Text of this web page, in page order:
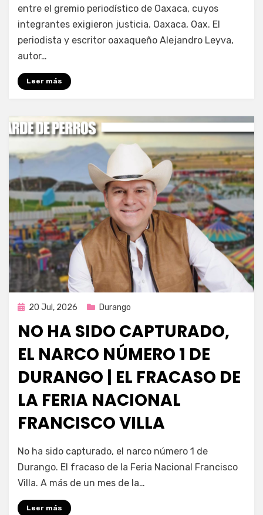
entre el gremio periodístico de Oaxaca, cuyos
integrantes exigieron justicia. Oaxaca, Oax. El
periodista y escritor oaxaqueño Alejandro Leyva,
autor…
Leer más
Publicada
20 Jul, 2026 Durango
NO HA SIDO CAPTURADO,
EL NARCO NÚMERO 1 DE
DURANGO | EL FRACASO DE
LA FERIA NACIONAL
FRANCISCO VILLA
por Fernando Miranda Servín
No ha sido capturado, el narco número 1 de
Durango. El fracaso de la Feria Nacional Francisco
Villa. A más de un mes de la…
Leer más